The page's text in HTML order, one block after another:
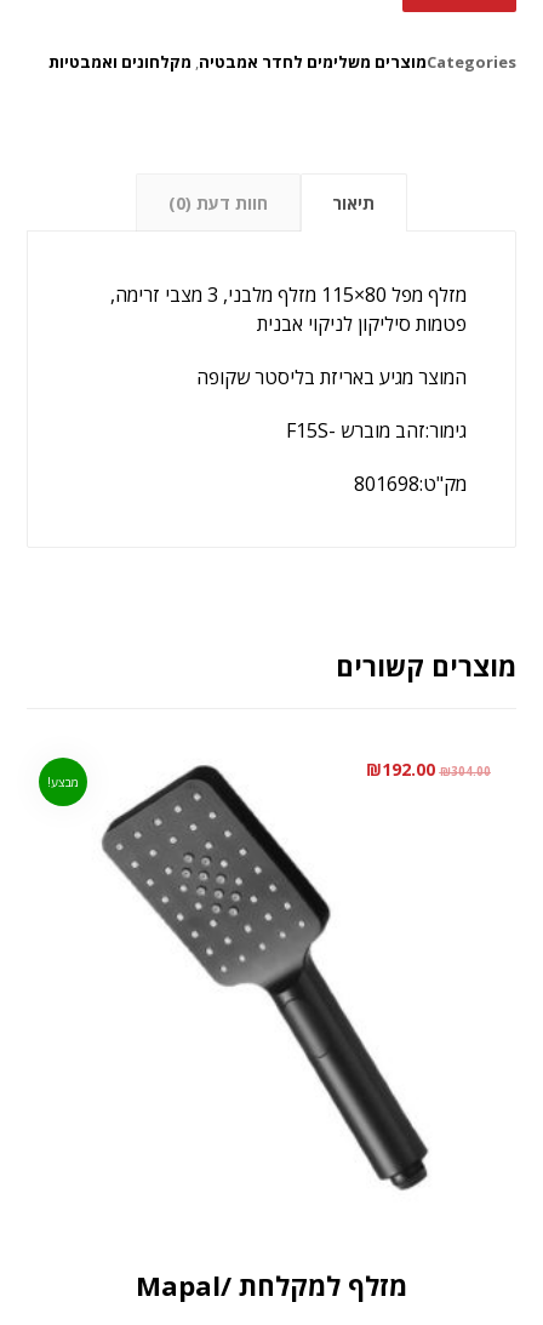
Categoriesמוצרים משלימים לחדר אמבטיה, מקלחונים ואמבטיות
תיאור חוות דעת (0)
מזלף מפל 80×115 מזלף מלבני, 3 מצבי זרימה,
פטמות סיליקון לניקוי אבנית
המוצר מגיע באריזת בליסטר שקופה
גימור:זהב מוברש -F15S
מק"ט:801698
מוצרים קשורים
מזלף למקלחת /Mapal
₪304.00
₪192.00
מבצע!